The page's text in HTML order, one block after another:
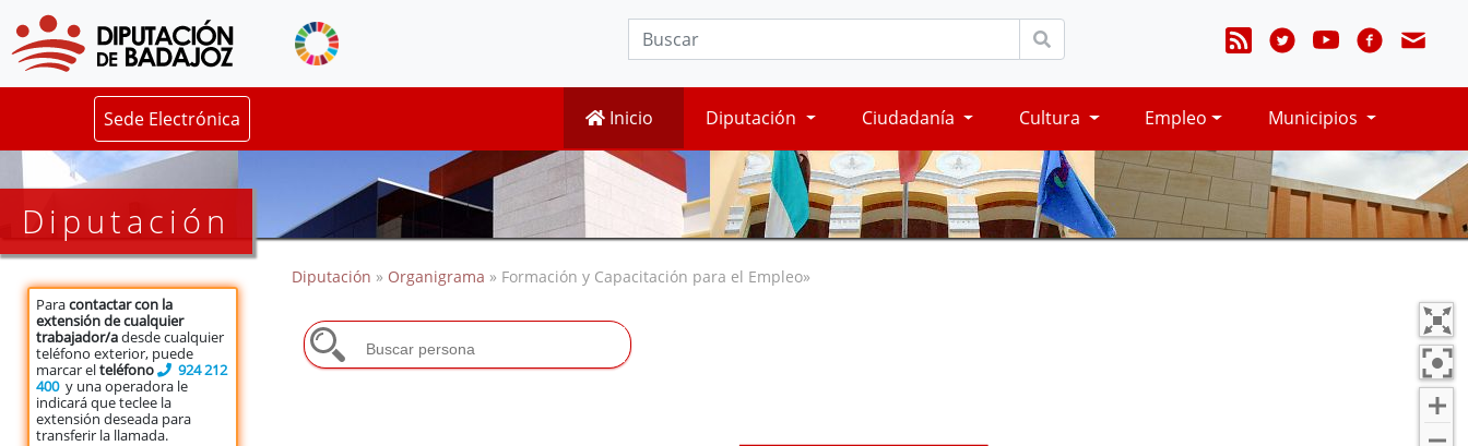
Sede Electrónica Inicio Diputación Ciudadanía Cultura Empleo Municipios
Diputación
Paracontactar con la
extensión de cualquier
trabajador/adesde cualquier
teléfono exterior, puede
marcar elteléfono
924 212
400y una operadora le
indicará que teclee la
extensión deseada para
transferir la llamada.
Diputación » Organigrama » Formación y Capacitación para el Empleo»